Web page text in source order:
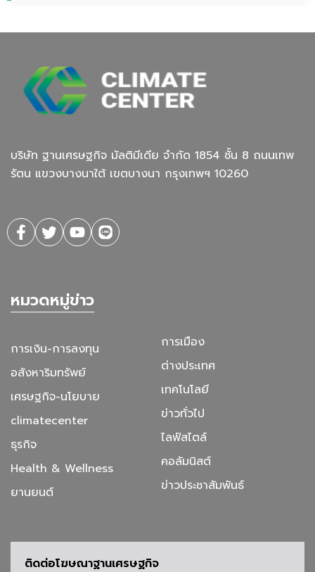
บริษัท ฐานเศรษฐกิจ มัลติมีเดีย จํากัด 1854 ชั้น 8 ถนนเทพ
รัตน แขวงบางนาใต้ เขตบางนา กรุงเทพฯ 10260
หมวดหมู่ข่าว
การเงิน-การลงทุน
อสังหาริมทรัพย์
เศรษฐกิจ-นโยบาย
climatecenter
ธุรกิจ
Health & Wellness
ยานยนต์
การเมือง
ต่างประเทศ
เทคโนโลยี
ข่าวทั่วไป
ไลฟ์สไตล์
คอลัมนิสต์
ข่าวประชาสัมพันธ์
ติดต่อโฆษณาฐานเศรษฐกิจ